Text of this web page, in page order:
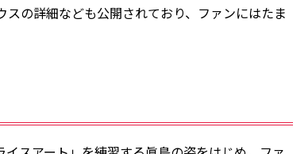
の詳細なども公開されており、ファンにはたま